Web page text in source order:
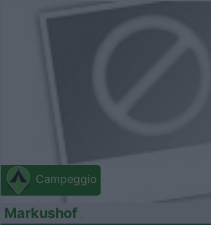
Campeggio
Markushof